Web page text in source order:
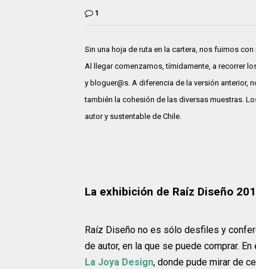
1
Sin una hoja de ruta en la cartera, nos fuimos con
Al llegar comenzamos, tímidamente, a recorrer
y bloguer@s. A diferencia de la versión anterior,
también la cohesión de las diversas muestras.
autor y sustentable de Chile.
La exhibición de Raíz Diseño
Raíz Diseño no es sólo desfiles y
de autor, en la que se puede comprar.
La Joya Design, donde pude mirar de